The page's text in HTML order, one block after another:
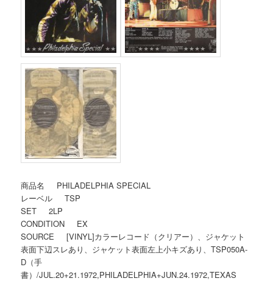
商品名 PHILADELPHIA SPECIAL
レーベル TSP
SET 2LP
CONDITION EX
SOURCE [VINYL]カラーレコード（クリアー）、ジャケット
表面下辺スレあり、ジャケット表面左上小キズあり、TSP050A-
D（手
書）/JUL.20+21.1972,PHILADELPHIA+JUN.24.1972,TEXAS